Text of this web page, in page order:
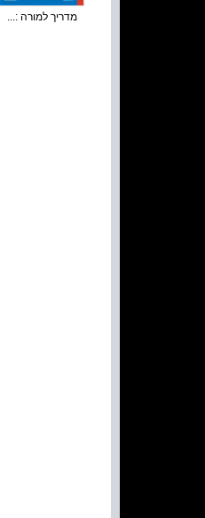
מדריך למורה :...